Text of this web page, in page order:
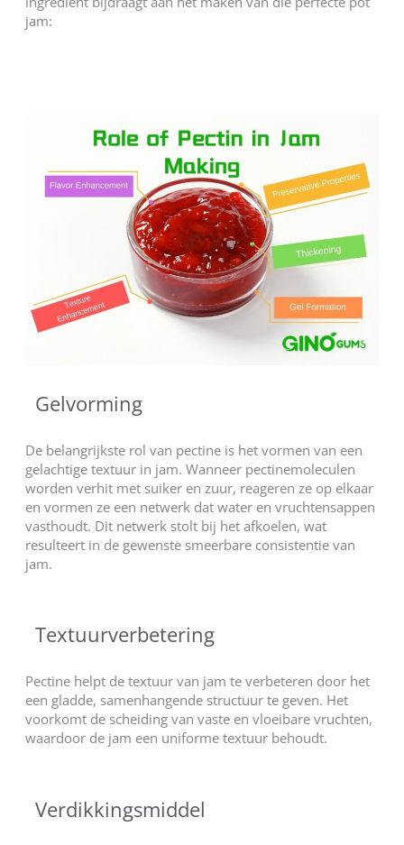
jam:
Gelvorming
De belangrijkste rol van pectine is het vormen van een
gelachtige textuur in jam. Wanneer pectinemoleculen
worden verhit met suiker en zuur, reageren ze op elkaar
en vormen ze een netwerk dat water en vruchtensappen
vasthoudt. Dit netwerk stolt bij het afkoelen, wat
resulteert in de gewenste smeerbare consistentie van
jam.
Textuurverbetering
Pectine helpt de textuur van jam te verbeteren door het
een gladde, samenhangende structuur te geven. Het
voorkomt de scheiding van vaste en vloeibare vruchten,
waardoor de jam een uniforme textuur behoudt.
Verdikkingsmiddel